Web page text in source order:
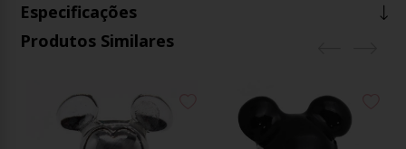
Especificações
Produtos Similares